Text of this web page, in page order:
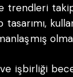
trendleri
ve işbirliği